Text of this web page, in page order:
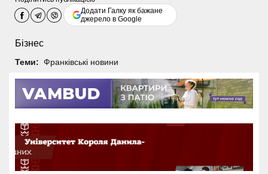
Додати Галку як бажане
джерело в Google
Бізнес
Теми: Франківські новини